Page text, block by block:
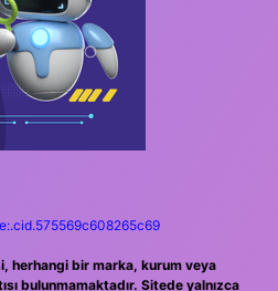
herhangi bir marka, kurum veya
bulunmamaktadır. Sitede yalnızca